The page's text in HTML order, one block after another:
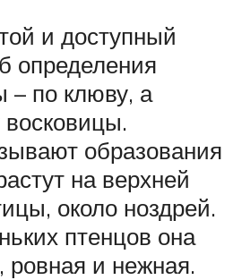
и доступный
определения
– по клюву, а
образования
на верхней
около ноздрей.
птенцов она
ровная и нежная.